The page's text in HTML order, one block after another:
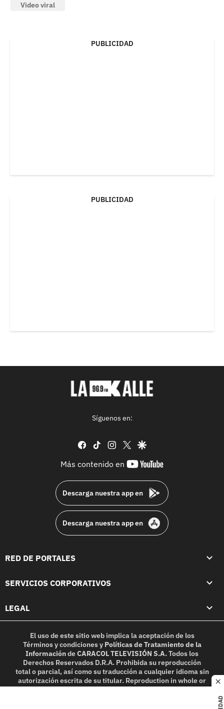
Video viral
PUBLICIDAD
PUBLICIDAD
Síguenos en:
facebook
tiktok instagram
twittergoogle
Más contenido en
youtube-
Descarga nuestra app en
Descarga nuestra app en
RED DE PORTALES
SERVICIOS CORPORATIVOS
LEGAL
El uso de este sitio web implica la aceptación de los
Términos y condicionesy Políticas de Tratamiento de la
InformacióndeCARACOL TELEVISIÓN S.A.Todos los
Derechos Reservados D.R.A. Prohibida su reproducción
total o parcial, así como su traducción a cualquier idioma sin
autorización escrita de su titular. Reproduction in whole or
in part, or translation without written permission is